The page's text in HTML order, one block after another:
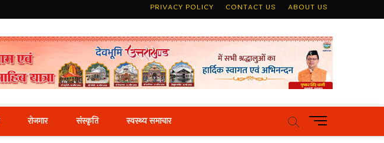
PRIVACY POLICY CONTACT US ABOUT US
रोजगार संस्कृति स्वस्थ्य समाचार
M
e